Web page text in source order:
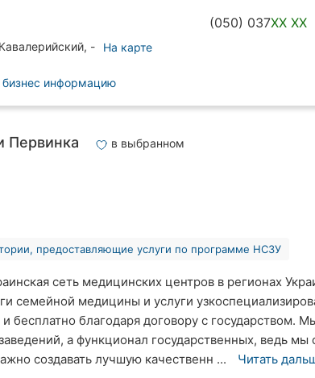
(050) 037XX XX
- На карте
бизнес информацию
Первинка в выбранном
предоставляющие услуги по программе НСЗУ
сеть медицинских центров в регионах
семейной медицины и услуги
и бесплатно благодаря договору с государством.
а функционал государственных, ведь
создавать лучшую качественн ...
Читать